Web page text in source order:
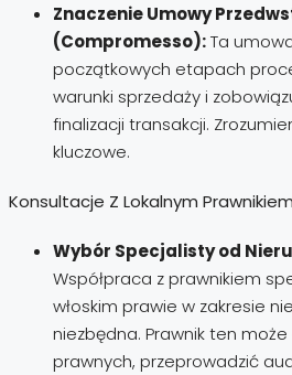
Znaczenie Umowy
(Compromesso):Ta
początkowych etapach
warunki sprzedaży i
finalizacji transakcji.
kluczowe.
Konsultacje Z Lokalnym Prawnikiem
Wybór Specjalisty od
Współpraca z prawnikiem
włoskim prawie w zakresie
niezbędna. Prawnik ten
prawnych, przeprowadzić